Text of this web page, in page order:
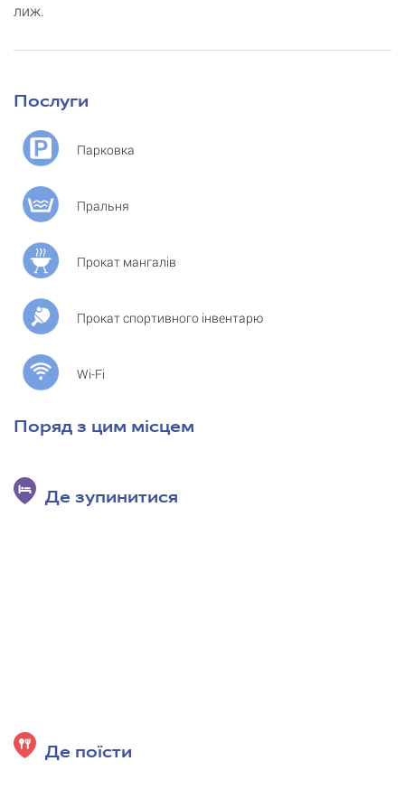
лиж.
Послуги
Парковка
Пральня
Прокат мангалів
Прокат спортивного інвентарю
Wi-Fi
Поряд з цим місцем
Де зупинитися
Де поїсти